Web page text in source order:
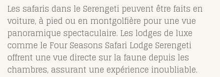
Les safaris dans le Serengeti peuvent être faits en
voiture, à pied ou en montgolfière pour une vue
panoramique spectaculaire. Les lodges de luxe
comme le Four Seasons Safari Lodge Serengeti
offrent une vue directe sur la faune depuis les
chambres, assurant une expérience inoubliable.